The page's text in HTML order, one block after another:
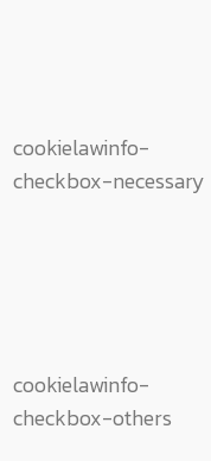
cookielawinfo-
checkbox-necessary
cookielawinfo-
checkbox-others